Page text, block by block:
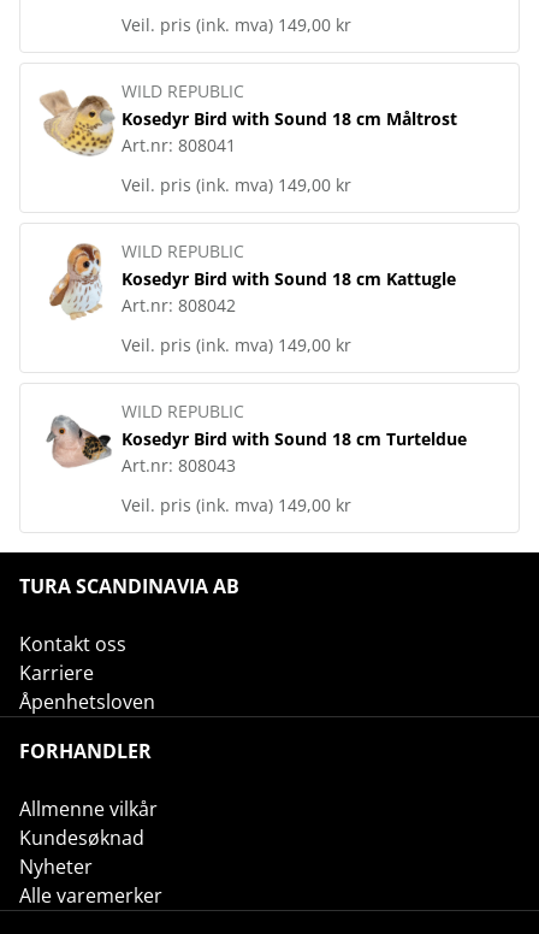
Veil. pris (ink. mva) 149,00 kr
WILD REPUBLIC
Kosedyr Bird with Sound 18 cm Måltrost
Art.nr: 808041
Veil. pris (ink. mva) 149,00 kr
WILD REPUBLIC
Kosedyr Bird with Sound 18 cm Kattugle
Art.nr: 808042
Veil. pris (ink. mva) 149,00 kr
WILD REPUBLIC
Kosedyr Bird with Sound 18 cm Turteldue
Art.nr: 808043
Veil. pris (ink. mva) 149,00 kr
TURA SCANDINAVIA AB
Kontakt oss
Karriere
Åpenhetsloven
FORHANDLER
Allmenne vilkår
Kundesøknad
Nyheter
Alle varemerker